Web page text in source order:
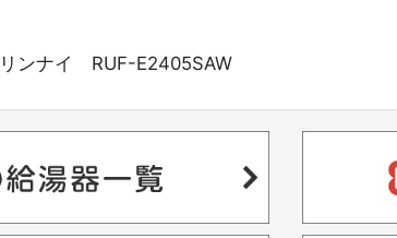
ンナイ RUF-E2405SAW